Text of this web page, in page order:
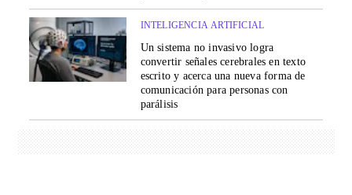
INTELIGENCIA ARTIFICIAL
Un sistema no invasivo logra
convertir señales cerebrales en texto
escrito y acerca una nueva forma de
comunicación para personas con
parálisis